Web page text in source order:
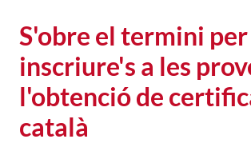
S'obre el termini per
inscriure's a les
l'obtenció de
català